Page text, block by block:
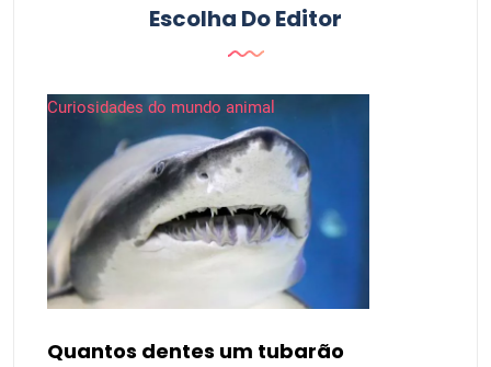
Escolha Do Editor
Curiosidades do mundo animal
Quantos dentes um tubarão